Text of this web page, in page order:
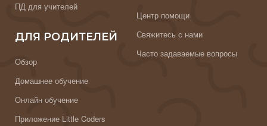
ПД для учителей
ДЛЯ РОДИТЕЛЕЙ
Обзор
Домашнее обучение
Онлайн обучение
Приложение Little Coders
Центр помощи
Свяжитесь с нами
Часто задаваемые вопросы